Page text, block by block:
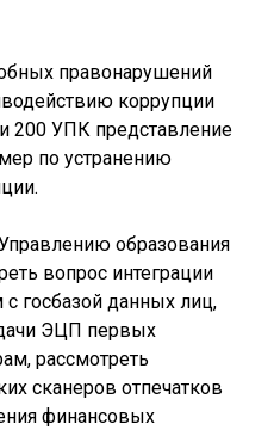
правонарушений
коррупции
200 УПК представление
по устранению
образования
вопрос интеграции
госбазой данных лиц,
ЭЦП первых
рассмотреть
сканеров отпечатков
финансовых